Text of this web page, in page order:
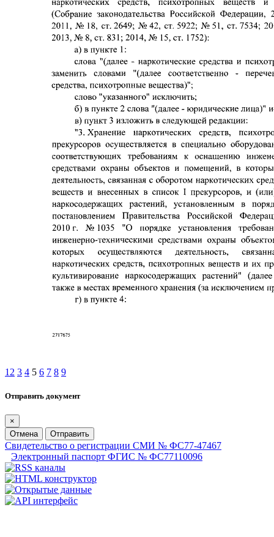
1 2 3 4 5 6 7 8 9
Отправить документ
×
Отмена
Отправить
Свидетельство о регистрации СМИ № ФС77-47467
Электронный паспорт ФГИС № ФС77110096